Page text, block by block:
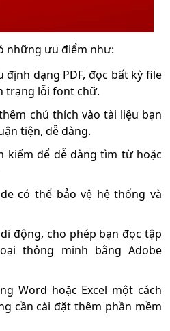
những ưu điểm như:
định dạng PDF, đọc bất kỳ file
trạng lỗi font chữ.
chú thích vào tài liệu bạn
tiện, dễ dàng.
kiếm để dễ dàng tìm từ hoặc
có thể bảo vệ hệ thống và
động, cho phép bạn đọc tập
thông minh bằng Adobe
Word hoặc Excel một cách
cần cài đặt thêm phần mềm